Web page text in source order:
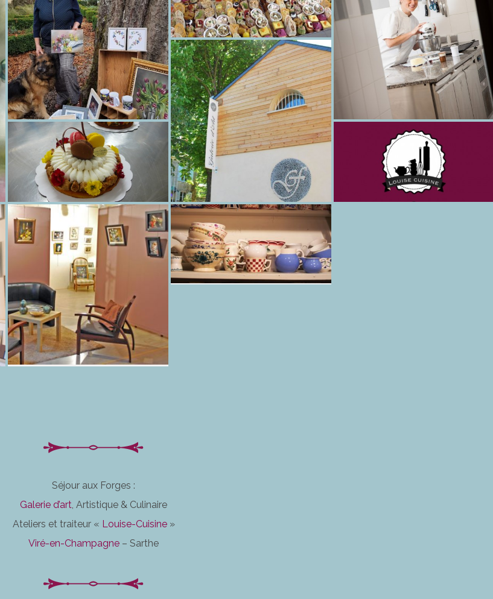
Séjour aux Forges :
Galerie d’art, Artistique & Culinaire
Ateliers et traiteur « Louise-Cuisine»
Viré-en-Champagne – Sarthe